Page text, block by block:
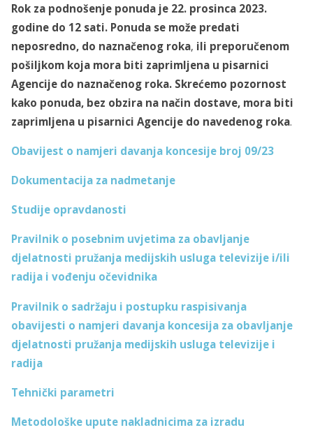
Rok za podnošenje ponuda je 22. prosinca 2023.
godine do 12 sati. Ponuda se može predati
neposredno, do naznačenog roka, ili preporučenom
pošiljkom koja mora biti zaprimljena u pisarnici
Agencije do naznačenog roka. Skrećemo pozornost
kako ponuda, bez obzira na način dostave, mora biti
zaprimljena u pisarnici Agencije do navedenog roka.
Obavijest o namjeri davanja koncesije broj 09/23
Dokumentacija za nadmetanje
Studije opravdanosti
Pravilnik o posebnim uvjetima za obavljanje
djelatnosti pružanja medijskih usluga televizije i/ili
radija i vođenju očevidnika
Pravilnik o sadržaju i postupku raspisivanja
obavijesti o namjeri davanja koncesija za obavljanje
djelatnosti pružanja medijskih usluga televizije i
radija
Tehnički parametri
Metodološke upute nakladnicima za izradu